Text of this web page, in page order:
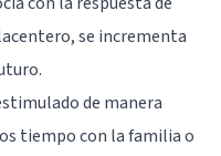
se incrementa
de manera
tiempo con la familia o